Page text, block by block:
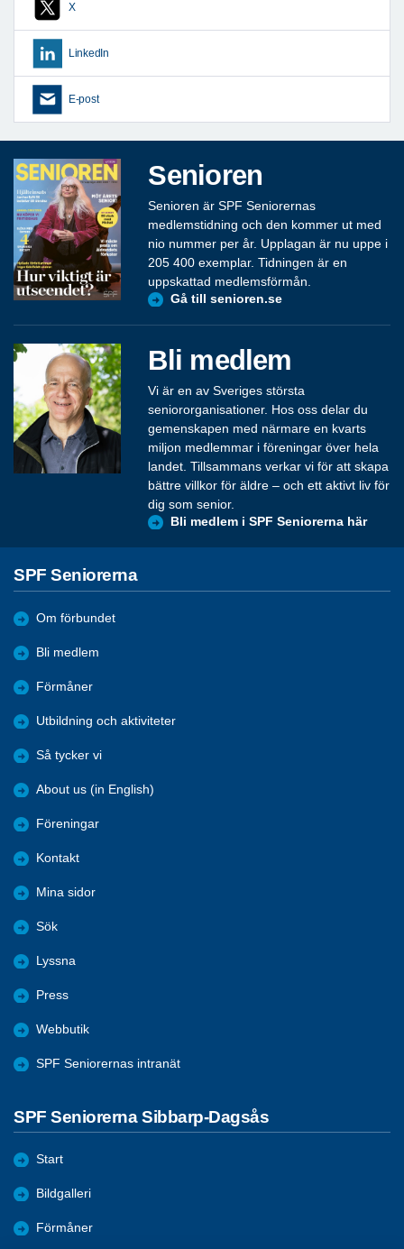
X
LinkedIn
E-post
Senioren
Senioren är SPF Seniorernas
medlemstidning och den kommer ut med
nio nummer per år. Upplagan är nu uppe i
205 400 exemplar. Tidningen är en
uppskattad medlemsförmån.
Gå till senioren.se
Bli medlem
Vi är en av Sveriges största
seniororganisationer. Hos oss delar du
gemenskapen med närmare en kvarts
miljon medlemmar i föreningar över hela
landet. Tillsammans verkar vi för att skapa
bättre villkor för äldre – och ett aktivt liv för
dig som senior.
Bli medlem i SPF Seniorerna här
SPF Seniorerna
Om förbundet
Bli medlem
Förmåner
Utbildning och aktiviteter
Så tycker vi
About us (in English)
Föreningar
Kontakt
Mina sidor
Sök
Lyssna
Press
Webbutik
SPF Seniorernas intranät
SPF Seniorerna Sibbarp-Dagsås
Start
Bildgalleri
Förmåner